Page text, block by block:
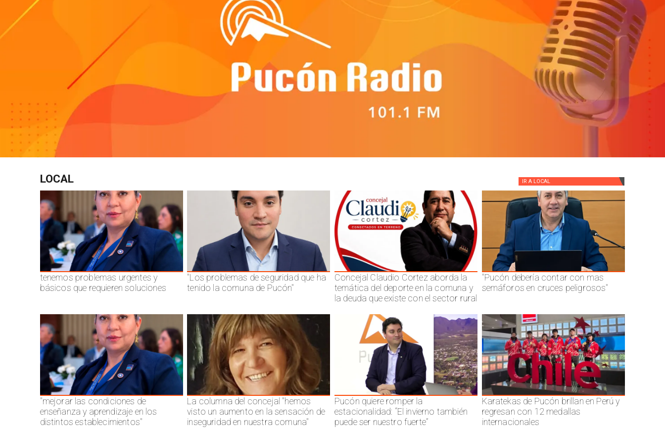
LOCAL IR A LOCAL
tenemos problemas urgentes y
básicos que requieren soluciones
"Los problemas de seguridad que ha
tenido la comuna de Pucón"
Concejal Claudio Cortez aborda la
temática del deporte en la comuna y
la deuda que existe con el sector rural
"Pucón debería contar con mas
semáforos en cruces peligrosos"
"mejorar las condiciones de
enseñanza y aprendizaje en los
distintos establecimientos"
La columna del concejal "hemos
visto un aumento en la sensación de
inseguridad en nuestra comuna"
Pucón quiere romper la
estacionalidad: “El invierno también
puede ser nuestro fuerte”
Karatekas de Pucón brillan en Perú y
regresan con 12 medallas
internacionales